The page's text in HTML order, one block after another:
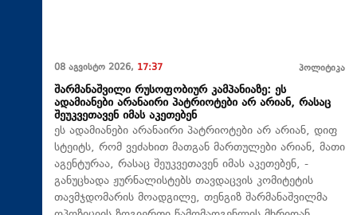
08 აგვისტო 2026, 17:37 პოლიტიკა
შარმანაშვილი რუსოფობიურ კამპანიაზე: ეს
ადამიანები არანაირი პატრიოტები არ არიან, რასაც
შეუკვეთავენ იმას აკეთებენ
ეს ადამიანები არანაირი პატრიოტები არ არიან, დიფ
სტეიტს, რომ ვეძახით მათგან მართულები არიან, მათი
აგენტურაა, რასაც შეუკვეთავენ იმას აკეთებენ, -
განუცხადა ჟურნალისტებს თავდაცვის კომიტეტის
თავმჯდომარის მოადგილე, თენგიზ შარმანაშვილმა